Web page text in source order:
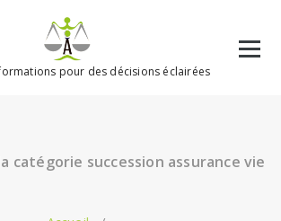
pour des décisions éclairées
catégorie succession assurance vie